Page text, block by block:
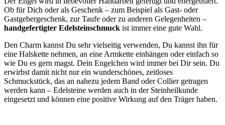
Ob für Dich oder als Geschenk – zum Beispiel als Gast- oder
Gastgebergeschenk, zur Taufe oder zu anderen Gelegenheiten –
handgefertigter Edelsteinschmuck ist immer eine gute Wahl.
Den Charm kannst Du sehr vielseitig verwenden, Du kannst ihn für
eine Halskette nehmen, an eine Armkette einhängen oder einfach so
wie Du es gern magst. Dein Engelchen wird immer bei Dir sein. Du
erwirbst damit nicht nur ein wunderschönes, zeitloses
Schmuckstück, das an nahezu jedem Band oder Collier getragen
werden kann – Edelsteine werden auch in der Steinheilkunde
eingesetzt und können eine positive Wirkung auf den Träger haben.